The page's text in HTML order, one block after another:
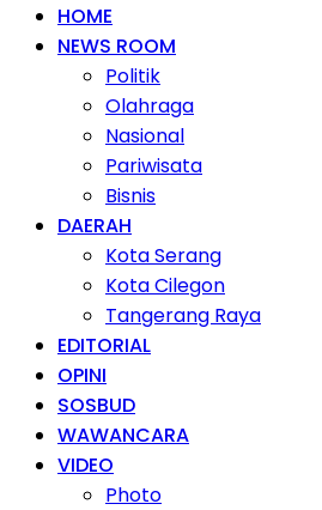
HOME
NEWS ROOM
Politik
Olahraga
Nasional
Pariwisata
Bisnis
DAERAH
Kota Serang
Kota Cilegon
Tangerang Raya
EDITORIAL
OPINI
SOSBUD
WAWANCARA
VIDEO
Photo